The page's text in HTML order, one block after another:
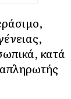
κατά